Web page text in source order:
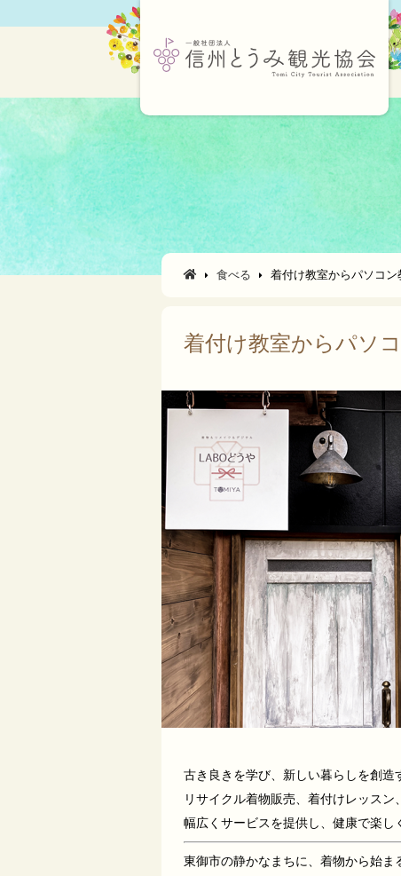
食べる 着付け教室からパソコ
着付け教室からパソ
古き良きを学び、新しい暮らしを創造
リサイクル着物販売、着付けレッスン
幅広くサービスを提供し、健康で楽し
東御市の静かなまちに、着物から始ま